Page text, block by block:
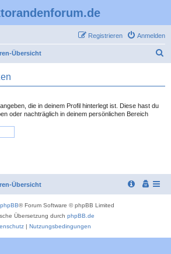
Anmelden
Registrieren
Übersicht
die in deinem Profil hinterlegt ist. Diese hast du
oder nachträglich in deinem persönlichen Bereich
Übersicht
phpBB® Forum Software © phpBB Limited
Übersetzung durch phpBB.de
| Nutzungsbedingungen